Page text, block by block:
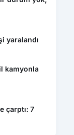
yaralandı
kamyonla
çarptı: 7